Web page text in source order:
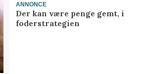
ANNONCE
Der kan være penge gemt, i
foderstrategien